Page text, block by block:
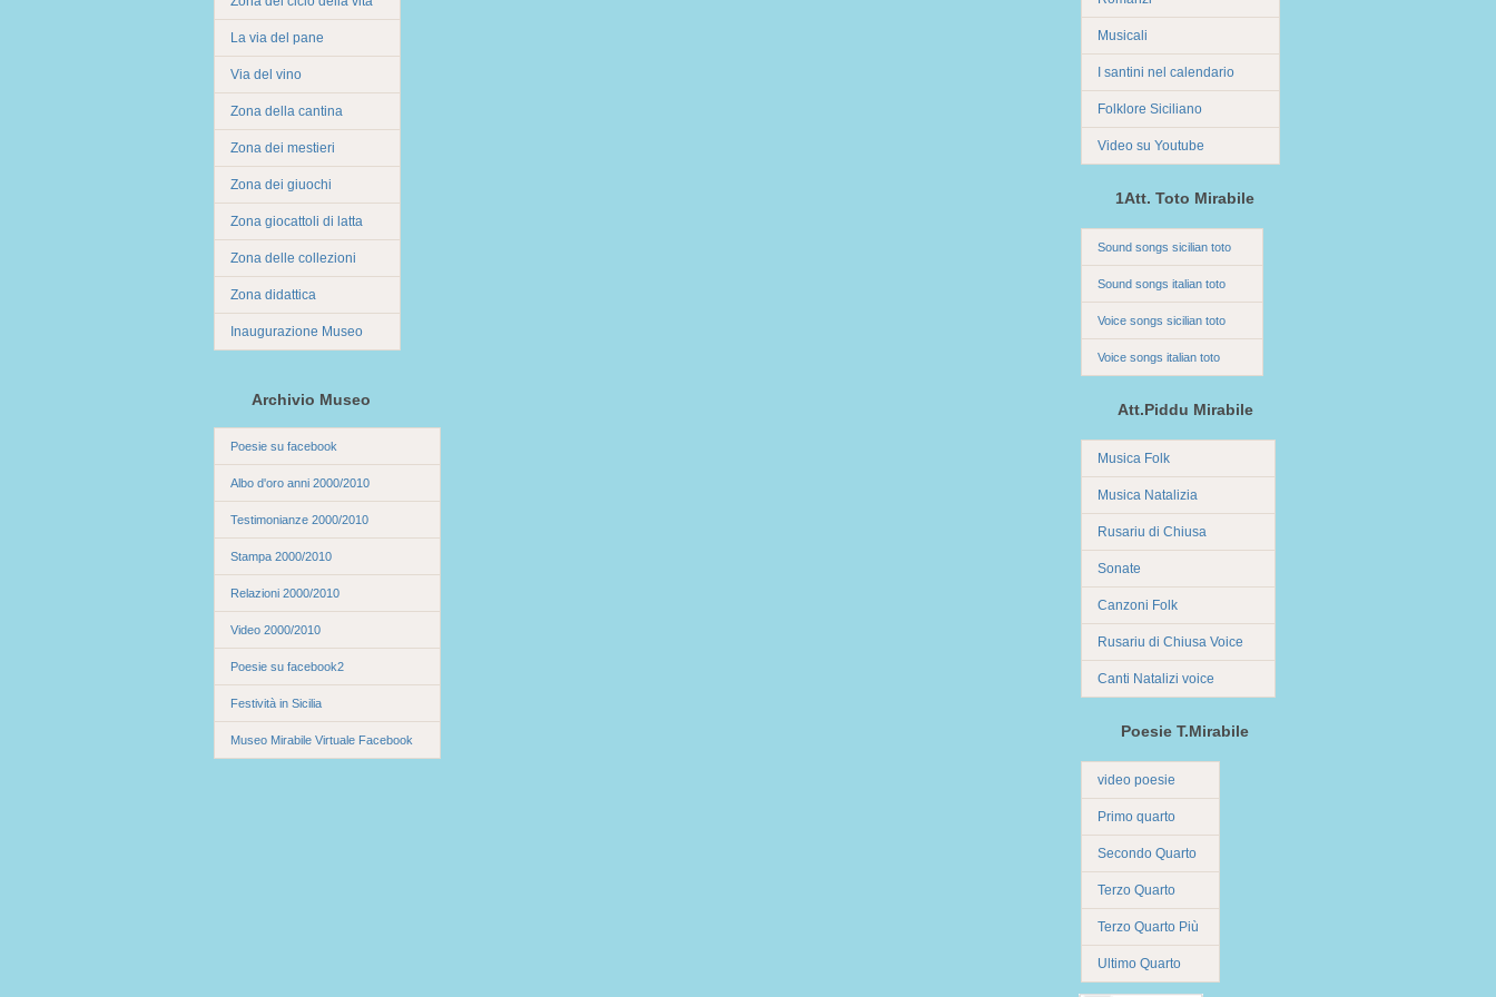
La via del pane
Via del vino
Zona della cantina
Zona dei mestieri
Zona dei giuochi
Zona giocattoli di latta
Zona delle collezioni
Zona didattica
Inaugurazione Museo
Archivio Museo
Poesie su facebook
Albo d'oro anni 2000/2010
Testimonianze 2000/2010
Stampa 2000/2010
Relazioni 2000/2010
Video 2000/2010
Poesie su facebook2
Festività in Sicilia
Museo Mirabile Virtuale Facebook
Musicali
I santini nel calendario
Folklore Siciliano
Video su Youtube
1Att. Toto Mirabile
Sound songs sicilian toto
Sound songs italian toto
Voice songs sicilian toto
Voice songs italian toto
Att.Piddu Mirabile
Musica Folk
Musica Natalizia
Rusariu di Chiusa
Sonate
Canzoni Folk
Rusariu di Chiusa Voice
Canti Natalizi voice
Poesie T.Mirabile
video poesie
Primo quarto
Secondo Quarto
Terzo Quarto
Terzo Quarto Più
Ultimo Quarto